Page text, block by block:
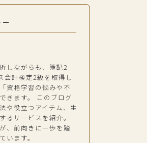
しながらも、簿記2
会計検定2級を取得し
資格学習の悩みや不
きます。 このブログ
や役立つアイテム、生
るサービスを紹介。
、前向きに一歩を踏
います。